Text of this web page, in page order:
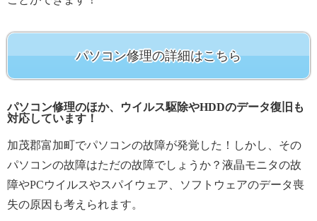
パソコン修理の詳細はこちら
パソコン修理のほか、ウイルス駆除やHDDのデータ復旧も
対応しています！
加茂郡富加町でパソコンの故障が発覚した！しかし、その
パソコンの故障はただの故障でしょうか？液晶モニタの故
障やPCウイルスやスパイウェア、ソフトウェアのデータ喪
失の原因も考えられます。